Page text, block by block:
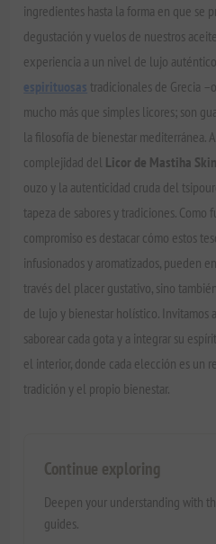
ingredientes hasta la forma en que se
degustación y vuelos de nuestros
experiencia a un nivel de lujo
espirituosas tradicionales de Grecia
mucho más que simples licores; son
la filosofía de bienestar mediterránea.
complejidad del Licor de Mastiha
ouzo y la autenticidad cruda del
tapeza de sabores y tradiciones. Como
compromiso es destacar cómo estos
infusionados y aromatizados, pueden
través del placer gustativo, sino
de lujo y bienestar holístico. Invitamos
saborear cada gota y a integrar su
el interior, donde cada elección es un
tradición y el propio bienestar.
Continue exploring
Deepen your understanding with
guides.